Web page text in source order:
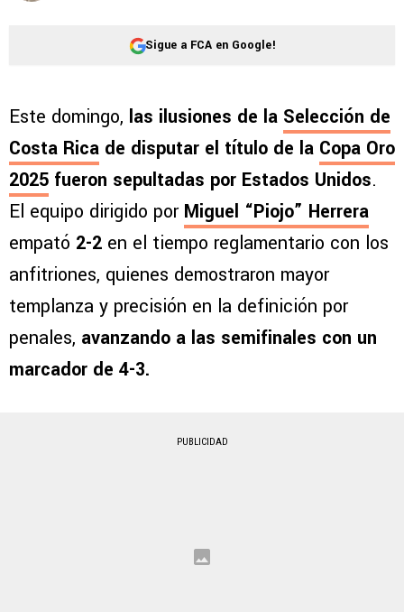
Sigue a FCA en Google!
Este domingo, las ilusiones de la Selección de
Costa Rica de disputar el título de la Copa Oro
2025 fueron sepultadas por Estados Unidos.
El equipo dirigido por Miguel “Piojo” Herrera
empató 2-2 en el tiempo reglamentario con los
anfitriones, quienes demostraron mayor
templanza y precisión en la definición por
penales, avanzando a las semifinales con un
marcador de 4-3.
PUBLICIDAD